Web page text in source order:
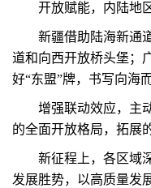
开放赋能，内陆地区
新疆借助陆海新通道
道和向西开放桥头堡；
好“东盟”牌，书写向海
增强联动效应，主动
的全面开放格局，拓展
新征程上，各区域深
发展胜势，以高质量发